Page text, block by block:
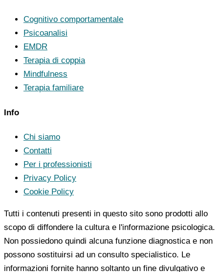
Cognitivo comportamentale
Psicoanalisi
EMDR
Terapia di coppia
Mindfulness
Terapia familiare
Info
Chi siamo
Contatti
Per i professionisti
Privacy Policy
Cookie Policy
Tutti i contenuti presenti in questo sito sono prodotti allo
scopo di diffondere la cultura e l'informazione psicologica.
Non possiedono quindi alcuna funzione diagnostica e non
possono sostituirsi ad un consulto specialistico. Le
informazioni fornite hanno soltanto un fine divulgativo e